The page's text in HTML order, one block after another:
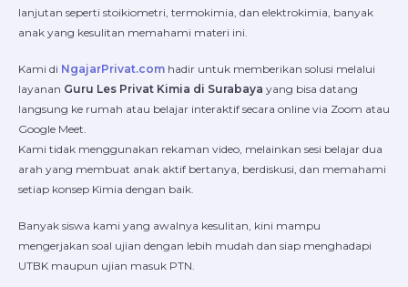
lanjutan seperti stoikiometri, termokimia, dan elektrokimia, banyak
anak yang kesulitan memahami materi ini.
Kami di NgajarPrivat.com hadir untuk memberikan solusi melalui
layanan Guru Les Privat Kimia di Surabaya yang bisa datang
langsung ke rumah atau belajar interaktif secara online via Zoom atau
Google Meet.
Kami tidak menggunakan rekaman video, melainkan sesi belajar dua
arah yang membuat anak aktif bertanya, berdiskusi, dan memahami
setiap konsep Kimia dengan baik.
Banyak siswa kami yang awalnya kesulitan, kini mampu
mengerjakan soal ujian dengan lebih mudah dan siap menghadapi
UTBK maupun ujian masuk PTN.